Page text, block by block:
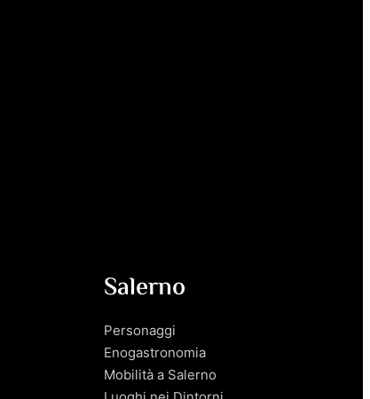
Salerno
Personaggi
Enogastronomia
Mobilità a Salerno